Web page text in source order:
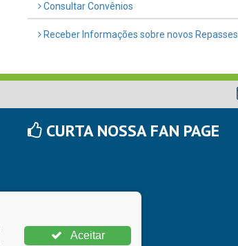
Consultar Convênios
Receber Informações sobre novos Repasses
CURTA NOSSA FAN PAGE
Aceitar